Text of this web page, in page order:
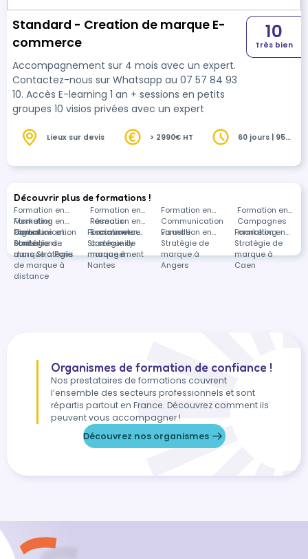
Standard - Creation de marque E-
commerce
Accompagnement sur 4 mois avec un expert.
Contactez-nous sur Whatsapp au 07 57 84 93
10. Accès E-learning 1 an + sessions en petits
groupes 10 visios privées avec un expert
10
Très bien
Lieux sur devis > 2990€ HT
60 jours | 95
Découvrir plus de formations !
Formation en
Marketing
digital
Formation en
Réseaux
sociaux et
community
management
Formation en
Communication
visuelle
Formation en
Campagnes
marketing
Formation en
Communication
écrite
Formation en
E-commerce
Formation en
Stratégie de
marque à Paris
Formation en
Stratégie de
marque à
Nantes
Formation en
Stratégie de
marque à
Angers
Formation en
Stratégie de
marque à
Caen
Formations
dans Stratégie
de marque à
distance
Organismes de formation de confiance !
Nos prestataires de formations couvrent
l’ensemble des secteurs professionnels et sont
répartis partout en France. Découvrez comment ils
peuvent vous accompagner !
Découvrez nos organismes